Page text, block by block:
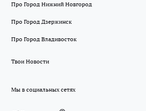
Про Город Нижний Новгород
Про Город Дзержинск
Про Город Владивосток
Твои Новости
Мы в социальных сетях